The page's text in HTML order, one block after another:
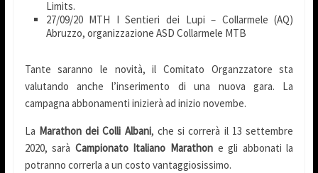
Limits.
27/09/20 MTH I Sentieri dei Lupi – Collarmele (AQ)
Abruzzo, organizzazione ASD Collarmele MTB
Tante saranno le novità, il Comitato Organzzatore sta
valutando anche l’inserimento di una nuova gara. La
campagna abbonamenti inizierà ad inizio novembe.
La Marathon dei Colli Albani, che si correrà il 13 settembre
2020, sarà Campionato Italiano Marathon e gli abbonati la
potranno correrla a un costo vantaggiosissimo.